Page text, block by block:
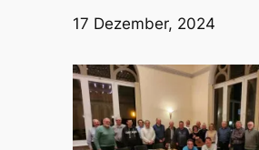
Datum
17 Dezember, 2024